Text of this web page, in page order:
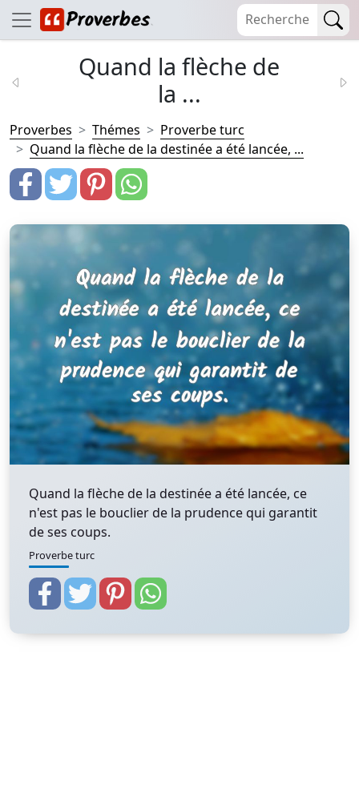
Quand la flèche de
la ...
Proverbes Thémes
Proverbe turc
Quand la flèche de la destinée a été lancée, ...
Quand la flèche de la destinée a été lancée, ce
n'est pas le bouclier de la prudence qui garantit
de ses coups.
Proverbe turc